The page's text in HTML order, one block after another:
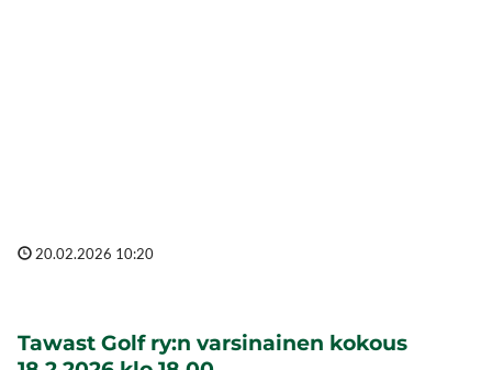
20.02.2026 10:20
Tawast Golf ry:n varsinainen kokous